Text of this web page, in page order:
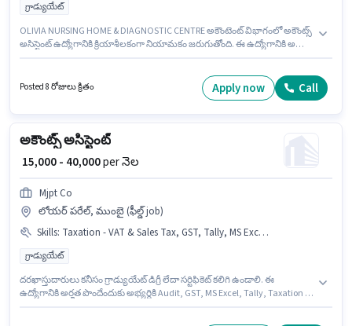
గ్రాడ్యుయేట్
OLIVIA NURSING HOME & DIAGNOSTIC CENTRE అకౌంటెంట్ విభాగంలో అకౌంట్స్
అసిస్టెంట్ ఉద్యోగానికి క్రియాశీలకంగా నియామకం జరుగుతోంది. ఈ ఉద్యోగానికి అభ్యర్థి
ఇప్పించబడతాయి. ఈ ఉద్యోగానికి అభ్యర్థులు తప్పనిసరిగా గ్రాడ్యుయేట్ డిగ్రీ/
సర్టిఫికెట్ కలిగి ఉండాలి. ఈ ఉద్యోగానికి Fixed జీతం ఇవ్వబడుతుంది.
Posted 8 రోజులు క్రితం Apply now Call
అకౌంట్స్ అసిస్టెంట్
₹ 15,000 - 40,000per నెల
Mjpt Co
లోయర్ పరేల్, ముంబై (ఫీల్డ్ job)
Skills: Taxation - VAT & Sales Tax, GST, Tally, MS Excel, TDS, Audit
గ్రాడ్యుయేట్
దరఖాస్తుదారులు కనీసం గ్రాడ్యుయేట్ డిగ్రీ లేదా సర్టిఫికెట్ కలిగి ఉండాలి. ఈ
ఉద్యోగానికి అర్హత పొందేందుకు అభ్యర్థికి Audit, GST, MS Excel, Tally, Taxation -